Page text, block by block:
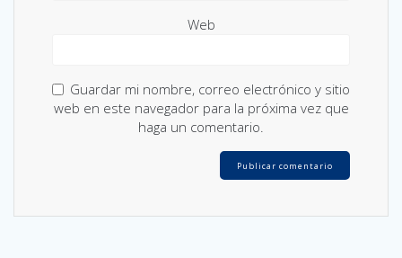
Web
Guardar mi nombre, correo electrónico y sitio
web en este navegador para la próxima vez que
haga un comentario.